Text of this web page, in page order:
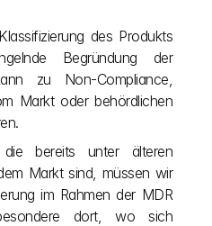
des Produkts
Begründung der
zu Non-Compliance,
Markt oder behördlichen
bereits unter älteren
Markt sind, müssen wir
im Rahmen der MDR
dort, wo sich